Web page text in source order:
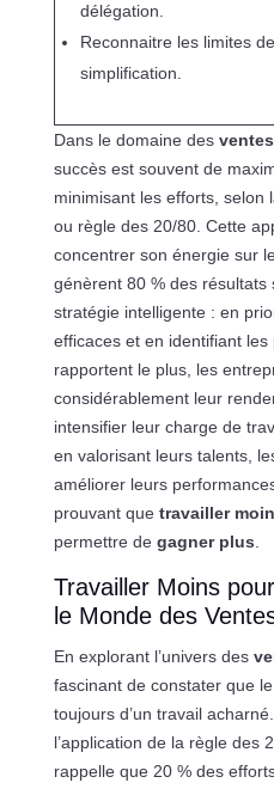
délégation.
Reconnaitre les limites
simplification.
Dans le domaine des
succès est souvent de
minimisant les efforts, selon
ou règle des 20/80. Cette
concentrer son énergie sur
génèrent 80 % des résultats
stratégie intelligente : en
efficaces et en identifiant
rapportent le plus, les
considérablement leur
intensifier leur charge de
en valorisant leurs talents,
améliorer leurs
prouvant que travailler
permettre de gagner plus
Travailler Moins
le Monde des
En explorant l’univers des
fascinant de constater que
toujours d’un travail
l’application de la règle des
rappelle que 20 % des